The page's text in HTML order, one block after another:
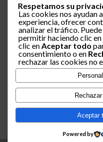
25J – Día Mundial para la
ERE encubierto en H&M
Actes centrals 90 aniversari
central i per dies. Materials
VAGA TELEMARKETING
DOCUMENTAL
SANITAT
Respetamos su
Las cookies nos ayudan
experiencia, ofrecer
analizar el tráfico.
permitir haciendo clic en
clic en Aceptar todo
consentimiento o en
rechazar las cookies no
Aceptar
Powered by